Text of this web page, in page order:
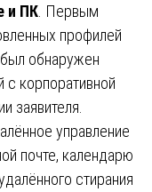
и ПК . Первым
профилей
обнаружен
с корпоративной
заявителя.
управление
почте, календарю
стирания